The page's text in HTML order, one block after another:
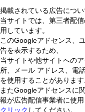
掲載されている広告につい
当サイトでは、第三者配
用しています。
このGoogleアドセンス、
告を表示するため、
当サイトや他サイトへの
所、メール アドレス、電
を使用することがあります
またGoogleアドセンスに
報が広告配信事業者に使
クリック してください。